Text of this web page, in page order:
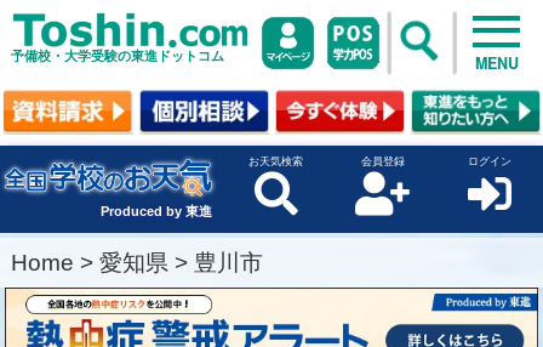
予備校・大学受験の東進ドットコム MENU
Produced by 東進
お天気検索 会員登録 ログイン
Home > 愛知県 > 豊川市